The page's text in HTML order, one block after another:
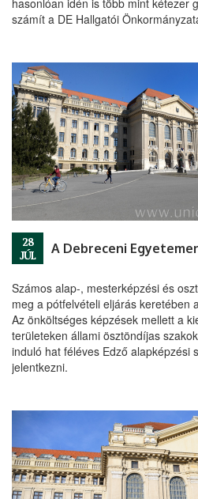
hasonlóan idén is több mint kétezer
számít a DE Hallgatói
28
JÚL
Számos alap-, mesterképzési és
meg a pótfelvételi eljárás keretében
Az önköltséges képzések mellett a
területeken állami ösztöndíjas
induló hat féléves Edző alapképzési
jelentkezni.